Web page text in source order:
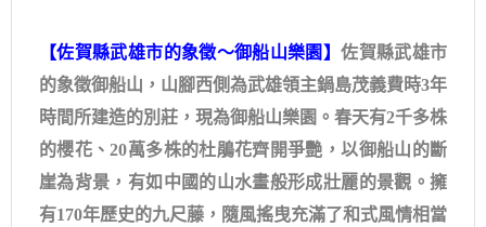
【佐賀縣武雄市的象徵～御船山樂園】佐賀縣武雄市
的象徵御船山，山腳西側為武雄領主鍋島茂義費時3年
時間所建造的別莊，現為御船山樂園。春天有2千多株
的櫻花、20萬多株的杜鵑花齊開爭艷，以御船山的斷
崖為背景，有如中國的山水畫般形成壯麗的景觀。擁
有170年歷史的九尺藤，隨風搖曳充滿了和式風情相當